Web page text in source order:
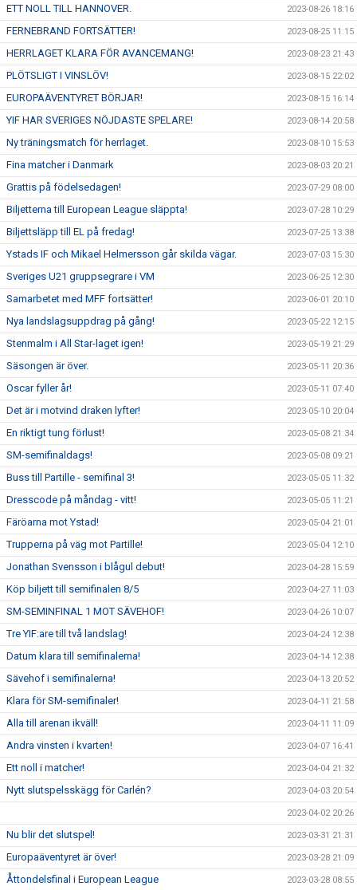
ETT NOLL TILL HANNOVER. 2023-08-26 18:16
FERNEBRAND FORTSÄTTER! 2023-08-25 11:15
HERRLAGET KLARA FÖR AVANCEMANG! 2023-08-23 21:43
PLÖTSLIGT I VINSLÖV! 2023-08-15 22:02
EUROPAÄVENTYRET BÖRJAR! 2023-08-15 16:14
YIF HAR SVERIGES NÖJDASTE SPELARE! 2023-08-14 20:58
Ny träningsmatch för herrlaget. 2023-08-10 15:53
Fina matcher i Danmark 2023-08-03 20:21
Grattis på födelsedagen! 2023-07-29 08:00
Biljetterna till European League släppta! 2023-07-28 10:29
Biljettsläpp till EL på fredag! 2023-07-25 13:38
Ystads IF och Mikael Helmersson går skilda vägar. 2023-07-03 15:30
Sveriges U21 gruppsegrare i VM 2023-06-25 12:30
Samarbetet med MFF fortsätter! 2023-06-01 20:10
Nya landslagsuppdrag på gång! 2023-05-22 12:15
Stenmalm i All Star-laget igen! 2023-05-19 21:29
Säsongen är över. 2023-05-11 20:36
Oscar fyller år! 2023-05-11 07:40
Det är i motvind draken lyfter! 2023-05-10 20:04
En riktigt tung förlust! 2023-05-08 21:34
SM-semifinaldags! 2023-05-08 09:21
Buss till Partille - semifinal 3! 2023-05-05 11:32
Dresscode på måndag - vitt! 2023-05-05 11:21
Färöarna mot Ystad! 2023-05-04 21:01
Trupperna på väg mot Partille! 2023-05-04 12:10
Jonathan Svensson i blågul debut! 2023-04-28 15:59
Köp biljett till semifinalen 8/5 2023-04-27 11:03
SM-SEMINFINAL 1 MOT SÄVEHOF! 2023-04-26 10:07
Tre YIF:are till två landslag! 2023-04-24 12:38
Datum klara till semifinalerna! 2023-04-14 12:38
Sävehof i semifinalerna! 2023-04-13 20:52
Klara för SM-semifinaler! 2023-04-11 21:58
Alla till arenan ikväll! 2023-04-11 11:09
Andra vinsten i kvarten! 2023-04-07 16:41
Ett noll i matcher! 2023-04-04 21:32
Nytt slutspelsskägg för Carlén? 2023-04-03 20:54
2023-04-02 20:26
Nu blir det slutspel! 2023-03-31 21:31
Europaäventyret är över! 2023-03-28 21:09
Åttondelsfinal i European League 2023-03-28 08:55